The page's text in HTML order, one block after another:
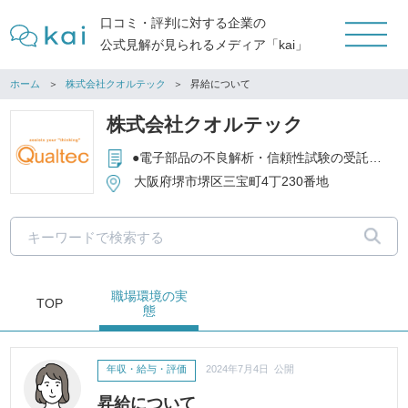
口コミ・評判に対する企業の
公式見解が見られるメディア「kai」
ホーム 株式会社クオルテック 昇給について
株式会社クオルテック
●電子部品の不良解析・信頼性試験の受託および新技術の開発 ●品質管理を中心とした工場経営、実装技術に関するコンサルタント ●レーザ加工・表面処理（めっき）技術を中心とした微細加工 ●試験装置の設計・開発・製造・販売
大阪府堺市堺区三宝町4丁230番地
TOP
職場環境の実
態
昇給について
年収・給与・評価 2024年7月4日 公開